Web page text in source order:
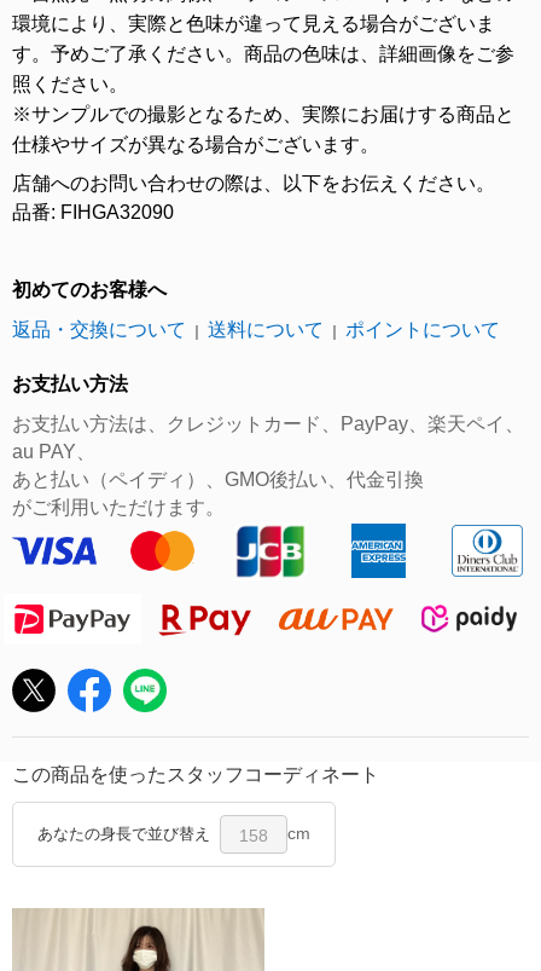
環境により、実際と色味が違って見える場合がございま
す。予めご了承ください。商品の色味は、詳細画像をご参
照ください。
※サンプルでの撮影となるため、実際にお届けする商品と
仕様やサイズが異なる場合がございます。
店舗へのお問い合わせの際は、以下をお伝えください。
品番: FIHGA32090
初めてのお客様へ
返品・交換について
送料について ポイントについて
お支払い方法
お支払い方法は、クレジットカード、PayPay、楽天ペイ、
au PAY、
あと払い（ペイディ）、GMO後払い、代金引換
がご利用いただけます。
この商品を使ったスタッフコーディネート
あなたの身長で並び替え 158 cm